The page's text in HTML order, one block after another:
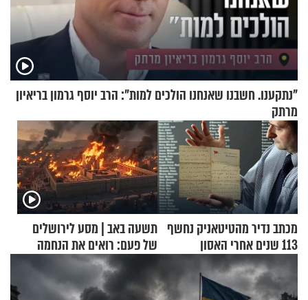
"נתקענו. חשבנו שאנחנו הולכים למות": הרב יוסף גרמון בריאיון
מרתק
מכתב נדיר מהטיטאניק נחשף
113 שנים אחרי האסון
תשעה באב | מסע לירושלים
של פעם: רואים את הנחמה